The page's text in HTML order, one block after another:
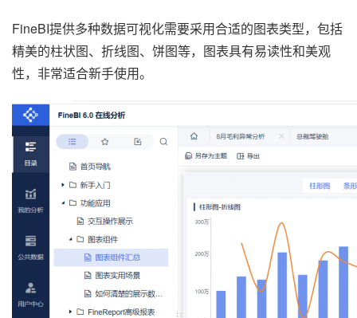
FineBI提供多种数据可视化需要采用合适的图表类型，包括
精美的柱状图、折线图、饼图等，图表具有易读性和美观
性，非常适合新手使用。